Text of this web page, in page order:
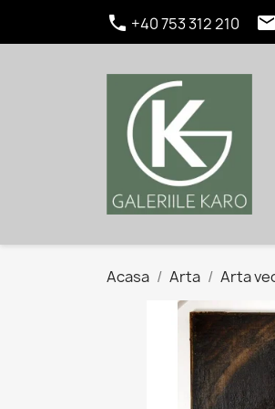
 +40 753 312 210 
Acasa Arta Arta